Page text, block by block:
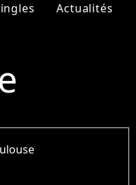
Actualités